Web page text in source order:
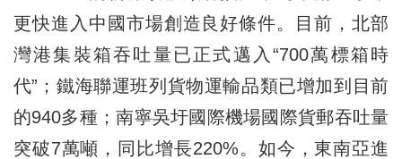
更快進入中國市場創造良好條件。目前，北部
灣港集裝箱吞吐量已正式邁入“700萬標箱時
代”；鐵海聯運班列貨物運輸品類已增加到目前
的940多種；南寧吳圩國際機場國際貨郵吞吐量
突破7萬噸，同比增長220%。如今，東南亞進